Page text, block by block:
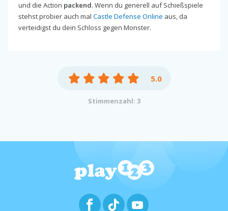
und die Action packend. Wenn du generell auf Schießspiele
stehst probier auch mal Castle Defense Online aus, da
verteidigst du dein Schloss gegen Monster.
5.0
Stimmenzahl: 3